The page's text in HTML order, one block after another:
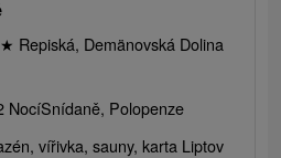
★ Repiská, Demänovská Dolina
NocíSnídaně, Polopenze
vířivka, sauny, karta Liptov